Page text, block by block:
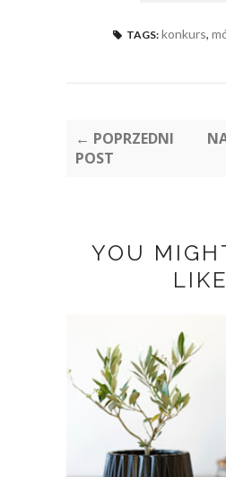
TAGS: konkurs,
← POPRZEDNI
POST
YOU
LIKE